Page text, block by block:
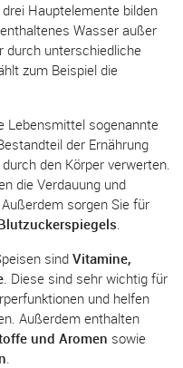
drei Hauptelemente bilden
Wasser außer
durch unterschiedliche
zum Beispiel die
Lebensmittel sogenannte
der Ernährung
den Körper verwerten.
die Verdauung und
sorgen Sie für
.
sind Vitamine,
. Diese sind sehr wichtig für
und helfen
Außerdem enthalten
und Aromen sowie
.